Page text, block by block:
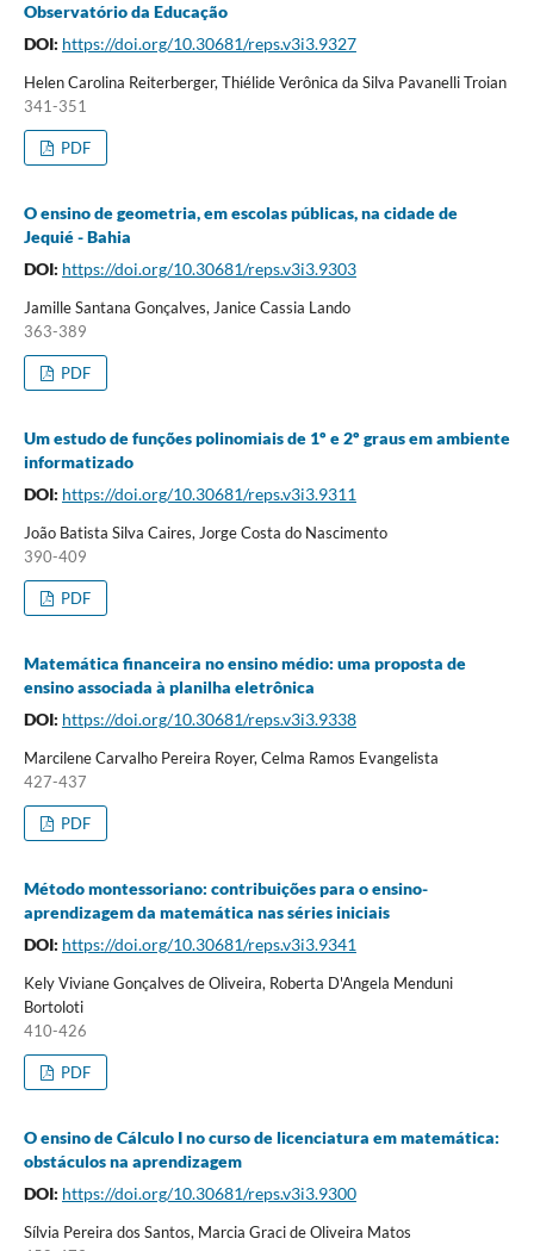
Observatório da Educação
DOI: https://doi.org/10.30681/reps.v3i3.9327
Helen Carolina Reiterberger, Thiélide Verônica da Silva Pavanelli Troian
341-351
PDF
O ensino de geometria, em escolas públicas, na cidade de
Jequié - Bahia
DOI: https://doi.org/10.30681/reps.v3i3.9303
Jamille Santana Gonçalves, Janice Cassia Lando
363-389
PDF
Um estudo de funções polinomiais de 1º e 2º graus em ambiente
informatizado
DOI: https://doi.org/10.30681/reps.v3i3.9311
João Batista Silva Caires, Jorge Costa do Nascimento
390-409
PDF
Matemática financeira no ensino médio: uma proposta de
ensino associada à planilha eletrônica
DOI: https://doi.org/10.30681/reps.v3i3.9338
Marcilene Carvalho Pereira Royer, Celma Ramos Evangelista
427-437
PDF
Método montessoriano: contribuições para o ensino-
aprendizagem da matemática nas séries iniciais
DOI: https://doi.org/10.30681/reps.v3i3.9341
Kely Viviane Gonçalves de Oliveira, Roberta D'Angela Menduni
Bortoloti
410-426
PDF
O ensino de Cálculo I no curso de licenciatura em matemática:
obstáculos na aprendizagem
DOI: https://doi.org/10.30681/reps.v3i3.9300
Sílvia Pereira dos Santos, Marcia Graci de Oliveira Matos